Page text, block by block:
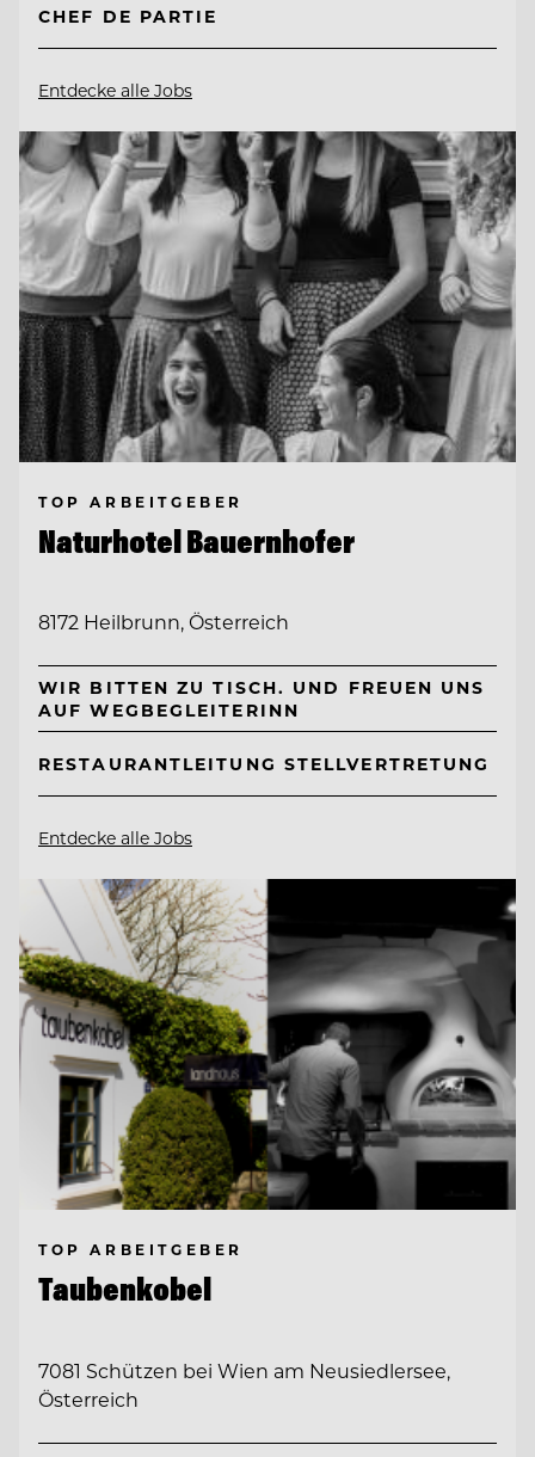
CHEF DE PARTIE
Entdecke alle Jobs
TOP ARBEITGEBER
Naturhotel Bauernhofer
8172 Heilbrunn, Österreich
WIR BITTEN ZU TISCH. UND FREUEN UNS
AUF WEGBEGLEITERINN
RESTAURANTLEITUNG STELLVERTRETUNG
Entdecke alle Jobs
TOP ARBEITGEBER
Taubenkobel
7081 Schützen bei Wien am Neusiedlersee,
Österreich